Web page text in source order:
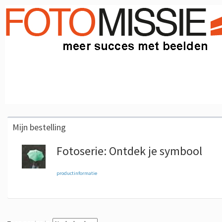
Mijn bestelling
Fotoserie: Ontdek je symbool
productinformatie